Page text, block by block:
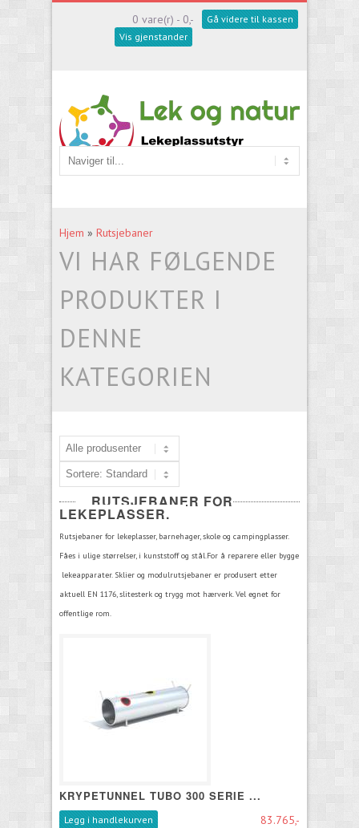
0 vare(r) - 0,-
Gå videre til kassen
Vis gjenstander
Hjem » Rutsjebaner
VI HAR FØLGENDE
PRODUKTER I
DENNE
KATEGORIEN
RUTSJEBANER FOR
LEKEPLASSER.
Rutsjebaner for lekeplasser, barnehager, skole og campingplasser.
Fåes i ulige størrelser, i kunststoff og stål.For å reparere eller bygge
lekeapparater. Sklier og modulrutsjebaner er produsert etter
aktuell EN 1176, slitesterk og trygg mot hærverk. Vel egnet for
offentlige rom.
KRYPETUNNEL TUBO 300 SERIE ...
83.765,-
Legg i handlekurven